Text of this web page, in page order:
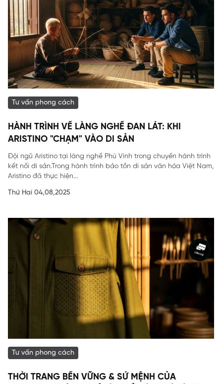
Tư vấn phong cách
HÀNH TRÌNH VỀ LÀNG NGHỀ ĐAN LÁT: KHI
ARISTINO "CHẠM" VÀO DI SẢN
Đội ngũ Aristino tại làng nghề Phú Vinh trong chuyến hành trình
kết nối di sản.Trong hành trình bảo tồn di sản văn hóa Việt Nam,
Aristino đã thực hiện...
Thứ Hai 04,08,2025
Tư vấn phong cách
THỜI TRANG BỀN VỮNG & SỨ MỆNH CỦA